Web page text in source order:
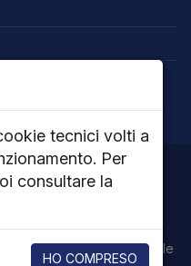
tecnici volti a
Per
consultare la
HO COMPRESO
policy
05656701009 - R.E.A.
Cultura che esercita le